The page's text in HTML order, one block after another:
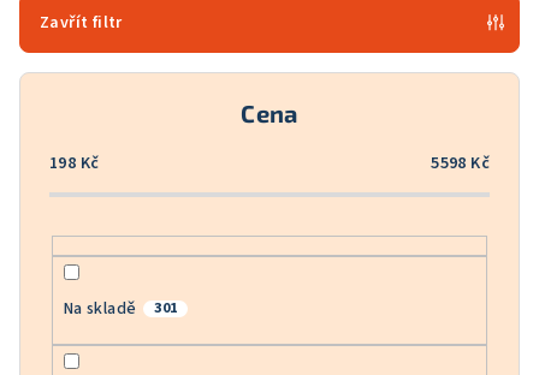
r
o
Zavřít filtr
Cena
198 Kč 5598 Kč
Na skladě 301